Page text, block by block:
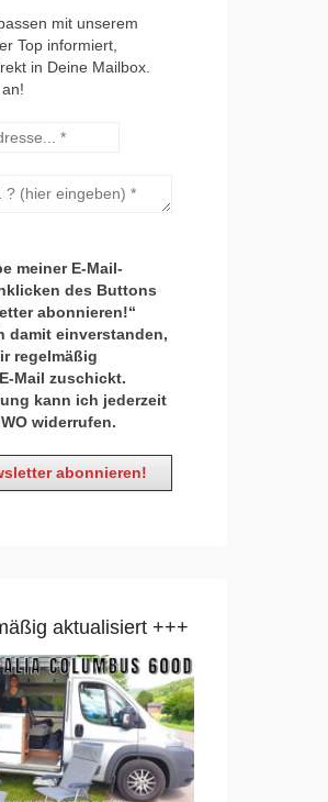
mit unserem
Top informiert,
in Deine Mailbox.
meiner E-Mail-
des Buttons
abonnieren!“
damit einverstanden,
regelmäßig
Mail zuschickt.
kann ich jederzeit
widerrufen.
aktualisiert +++